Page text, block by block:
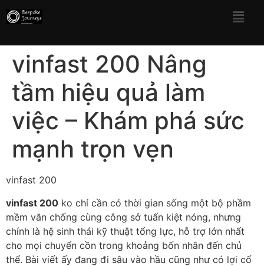
vinfast 200 Nâng
tầm hiệu quả làm
việc – Khám phá sức
mạnh trọn vẹn
vinfast 200
vinfast 200 ko chỉ cần có thời gian sống một bộ phầm
mềm văn chống cùng công sở tuấn kiệt nóng, nhưng
chính là hệ sinh thái kỹ thuật tổng lực, hỗ trợ lớn nhất
cho mọi chuyển cồn trong khoảng bốn nhân đến chủ
thể. Bài viết ấy đang đi sâu vào hầu cũng như có lợi cố